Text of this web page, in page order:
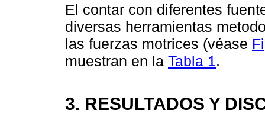
El contar con diferentes
diversas herramientas
las fuerzas motrices (véase
muestran en la Tabla 1.
3. RESULTADOS Y